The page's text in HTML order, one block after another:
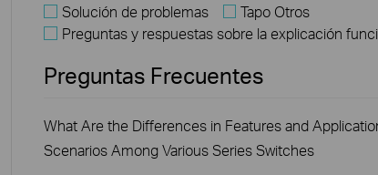
Solución de problemas
Tapo Otros
Preguntas y respuestas sobre la explicación
Preguntas Frecuentes
What Are the Differences in Features and
Scenarios Among Various Series Switches